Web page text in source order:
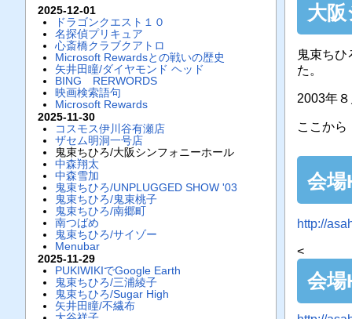
大
鬼束ちひ
た。
2003年
ここか
会場
http://
<
会場
2025-12-01
ドラゴンクエスト１０
名探偵プリキュア
心斎橋クラブクアトロ
Microsoft Rewardsとの戦いの歴史
矢井田瞳/ダイヤモンド ヘッド
BING RERWORDS
映画検索語句
Microsoft Rewards
2025-11-30
コスモス伊川谷有瀬店
ザセム明洞一号店
鬼束ちひろ/大阪シンフォニーホール
中森翔太
中森雪加
鬼束ちひろ/UNPLUGGED SHOW '03
鬼束ちひろ/鬼束桃子
鬼束ちひろ/南郷町
南つばめ
鬼束ちひろ/サイゾー
Menubar
2025-11-29
PUKIWIKIでGoogle Earth
鬼束ちひろ/三浦綾子
鬼束ちひろ/Sugar High
矢井田瞳/不繊布